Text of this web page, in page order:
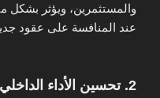
والمستثمرين، ويؤثر
عند المنافسة على عقود
2. تحسين الأداء الداخلي وتقليل الأخطاء